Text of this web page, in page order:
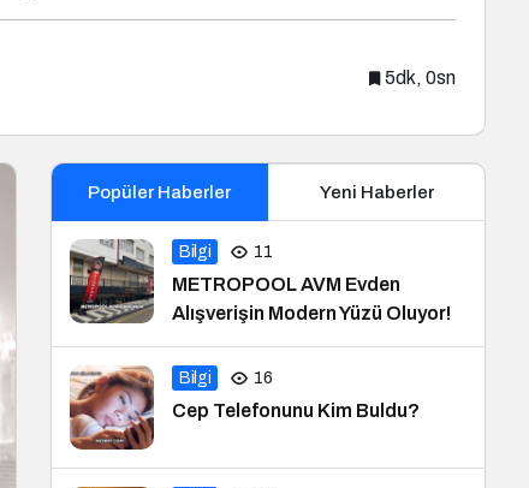
5dk, 0sn
Popüler Haberler Yeni Haberler
Bilgi 11
METROPOOL AVM Evden
Alışverişin Modern Yüzü Oluyor!
Bilgi 16
Cep Telefonunu Kim Buldu?